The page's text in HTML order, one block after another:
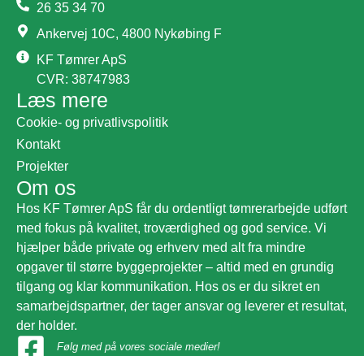
26 35 34 70
Ankervej 10C, 4800 Nykøbing F
KF Tømrer ApS
CVR: 38747983
Læs mere
Cookie- og privatlivspolitik
Kontakt
Projekter
Om os
Hos KF Tømrer ApS får du ordentligt tømrerarbejde udført
med fokus på kvalitet, troværdighed og god service. Vi
hjælper både private og erhverv med alt fra mindre
opgaver til større byggeprojekter – altid med en grundig
tilgang og klar kommunikation. Hos os er du sikret en
samarbejdspartner, der tager ansvar og leverer et resultat,
der holder.
Følg med på vores sociale medier!